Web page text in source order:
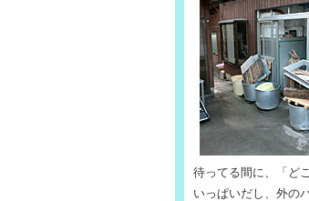
待ってる間に、「ど
いっぱいだし、外の